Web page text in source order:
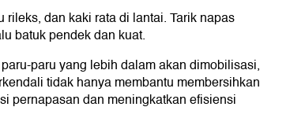
dan kaki rata di lantai. Tarik napas
batuk pendek dan kuat.
paru yang lebih dalam akan dimobilisasi,
tidak hanya membantu membersihkan
pernapasan dan meningkatkan efisiensi